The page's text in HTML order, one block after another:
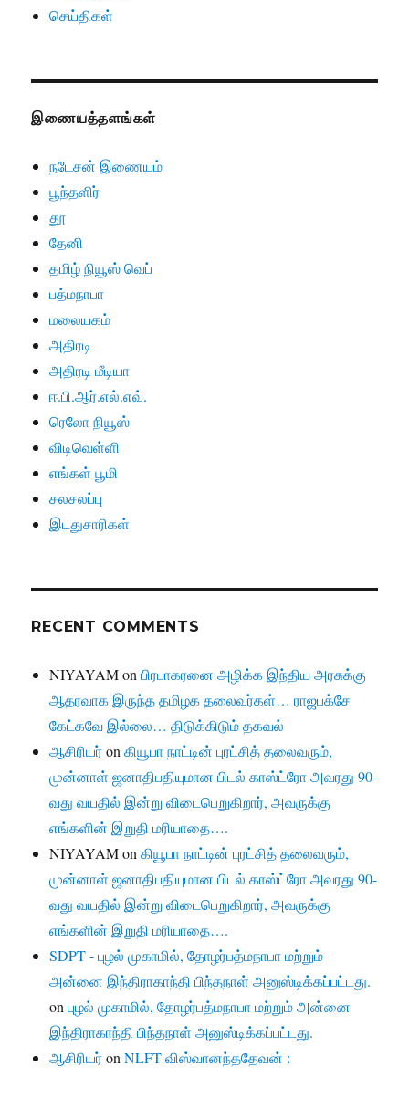
செய்திகள்
இணையத்தளங்கள்
நடேசன் இணையம்
பூந்தளிர்
தூ
தேனி
தமிழ் நியூஸ் வெப்
பத்மநாபா
மலையகம்
அதிரடி
அதிரடி மீடியா
ஈ.பி.ஆர்.எல்.எவ்.
ரெலோ நியூஸ்
விடிவெள்ளி
எங்கள் பூமி
சலசலப்பு
இடதுசாரிகள்
RECENT COMMENTS
NIYAYAMonபிரபாகரனை அழிக்க இந்திய அரசுக்கு
ஆதரவாக இருந்த தமிழக தலைவர்கள்… ராஜபக்சே
கேட்கவே இல்லை… திடுக்கிடும் தகவல்
ஆசிரியர்onகியூபா நாட்டின் புரட்சித் தலைவரும்,
முன்னாள் ஜனாதிபதியுமான பிடல் காஸ்ட்ரோ அவரது 90-
வது வயதில் இன்று விடைபெறுகிறார், அவருக்கு
எங்களின் இறுதி மரியாதை….
NIYAYAMonகியூபா நாட்டின் புரட்சித் தலைவரும்,
முன்னாள் ஜனாதிபதியுமான பிடல் காஸ்ட்ரோ அவரது 90-
வது வயதில் இன்று விடைபெறுகிறார், அவருக்கு
எங்களின் இறுதி மரியாதை….
SDPT - புழல் முகாமில், தோழர்பத்மநாபா மற்றும்
அன்னை இந்திராகாந்தி பிந்தநாள் அனுஸ்டிக்கப்பட்டது.
onபுழல் முகாமில், தோழர்பத்மநாபா மற்றும் அன்னை
இந்திராகாந்தி பிந்தநாள் அனுஸ்டிக்கப்பட்டது.
ஆசிரியர்onNLFT விஸ்வானந்ததேவன் :